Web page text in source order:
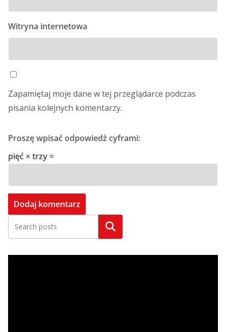
Witryna internetowa
Zapamiętaj moje dane w tej przeglądarce podczas
pisania kolejnych komentarzy.
Proszę wpisać odpowiedź cyframi:
pięć × trzy =
Szukaj